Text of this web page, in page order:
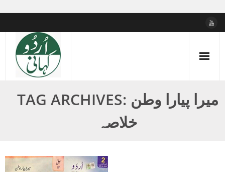
content
TAG ARCHIVES: میرا پیارا وطن
خلاصہ